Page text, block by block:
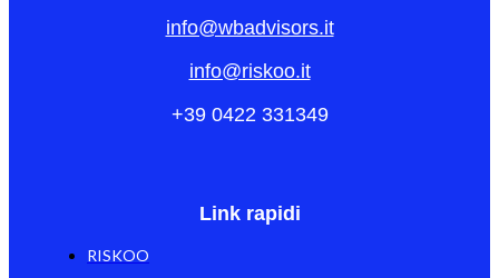
info@wbadvisors.it
info@riskoo.it
+39 0422 331349
Link rapidi
RISKOO